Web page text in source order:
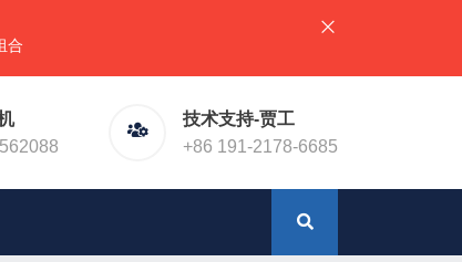
情请直接联系官网预留电话！或加微信（同手机号）
技术支持-贾工
+86 191-2178-6685